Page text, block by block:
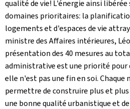
qualité de vie! L'énergie ainsi libérée
domaines prioritaires: la
logements et d'espaces de vie
ministre des Affaires intérieures,
présentation des 40 mesures au
administrative est une priorité pour
elle n'est pas une fin en soi. Chaque
permettre de construire plus et
une bonne qualité urbanistique et